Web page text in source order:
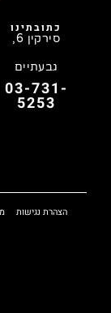
כתובתינו
סירקין 6,
גבעתיים
03-731-
5253
הצהרת נגישות